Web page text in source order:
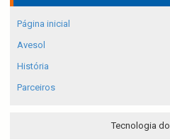
Página inicial
Avesol
História
Parceiros
Tecnologia do